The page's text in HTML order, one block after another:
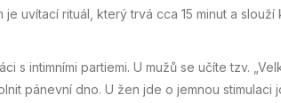
uvítací rituál, který trvá cca 15 minut a
s intimními partiemi. U mužů se učíte tzv.
pánevní dno. U žen jde o jemnou stimulaci